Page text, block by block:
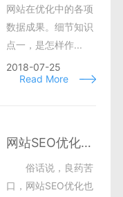
网站在优化中的各项
数据成果。细节知识
点一，是怎样作...
2018-07-25
Read More
网站SEO优化效果慢 有效优化方法交给你
俗话说，良药苦
口，网站SEO优化也